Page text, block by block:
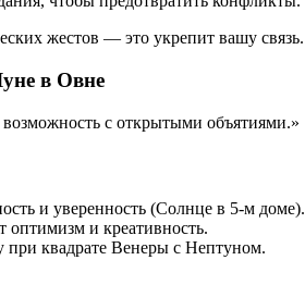
жестов — это укрепит вашу связь.
в Овне
с открытыми объятиями.»
и уверенность (Солнце в 5-м доме).
и креативность.
квадрате Венеры с Нептуном.